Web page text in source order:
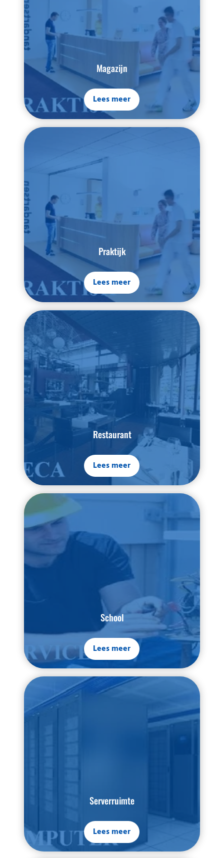
Magazijn
Lees meer
Praktijk
Lees meer
Restaurant
Lees meer
School
Lees meer
Serverruimte
Lees meer